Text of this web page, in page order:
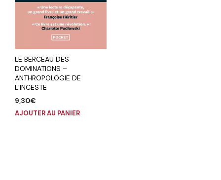
LE BERCEAU DES
DOMINATIONS –
ANTHROPOLOGIE DE
L’INCESTE
9,30€
AJOUTER AU PANIER